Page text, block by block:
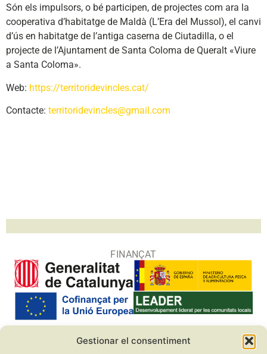
Gestionar el consentiment
Són els impulsors, o bé participen, de projectes com ara la
cooperativa d’habitatge de Maldà (L’Era del Mussol), el canvi
d’ús en habitatge de l’antiga caserna de Ciutadilla, o el
projecte de l’Ajuntament de Santa Coloma de Queralt «Viure
a Santa Coloma».
Web: https://territoridevincles.cat/
Contacte: territoridevincles@gmail.com
FINANÇAT
COL·LABORADORS